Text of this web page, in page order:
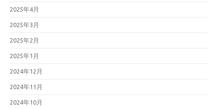
2025年4月
2025年3月
2025年2月
2025年1月
2024年12月
2024年11月
2024年10月